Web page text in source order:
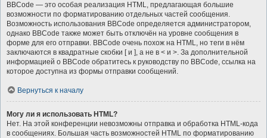
BBCode — это особая реализация HTML, предлагающая большие
возможности по форматированию отдельных частей сообщения.
Возможность использования BBCode определяется администратором,
однако BBCode также может быть отключён на уровне сообщения в
форме для его отправки. BBCode очень похож на HTML, но теги в нём
заключаются в квадратные скобки [ и ], а не в < и >. За дополнительной
информацией о BBCode обратитесь к руководству по BBCode, ссылка на
которое доступна из формы отправки сообщений.
Вернуться к началу
Могу ли я использовать HTML?
Нет. На этой конференции невозможны отправка и обработка HTML-кода
в сообщениях. Большая часть возможностей HTML по форматированию